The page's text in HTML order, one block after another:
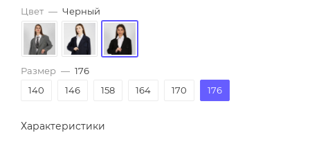
Цвет — Черный
Размер — 176
140
146 158 164 170 176
Характеристики